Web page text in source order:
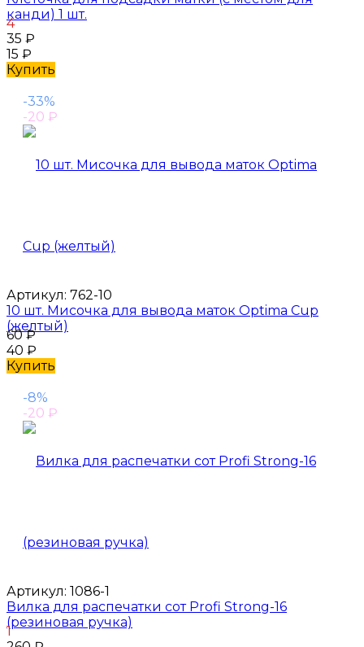
канди) 1 шт.
4
35 ₽
15 ₽
Купить
-33%
-20 ₽
Артикул: 762-10
10 шт. Мисочка для вывода маток Optima Cup
(желтый)
60₽
40 ₽
Купить
-8%
-20 ₽
Артикул: 1086-1
Вилка для распечатки сот Profi Strong-16
(резиновая ручка)
1